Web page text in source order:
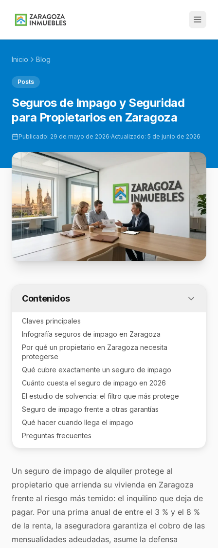
Inicio Blog
Posts
Seguros de Impago y Seguridad
para Propietarios en Zaragoza
Publicado: 29 de mayo de 2026·Actualizado: 5 de junio de 2026
Contenidos
Claves principales
Infografía seguros de impago en Zaragoza
Por qué un propietario en Zaragoza necesita
protegerse
Qué cubre exactamente un seguro de impago
Cuánto cuesta el seguro de impago en 2026
El estudio de solvencia: el filtro que más protege
Seguro de impago frente a otras garantías
Qué hacer cuando llega el impago
Preguntas frecuentes
Un seguro de impago de alquiler protege al
propietario que arrienda su vivienda en Zaragoza
frente al riesgo más temido: el inquilino que deja de
pagar. Por una prima anual de entre el 3 % y el 8 %
de la renta, la aseguradora garantiza el cobro de las
mensualidades adeudadas, asume la defensa